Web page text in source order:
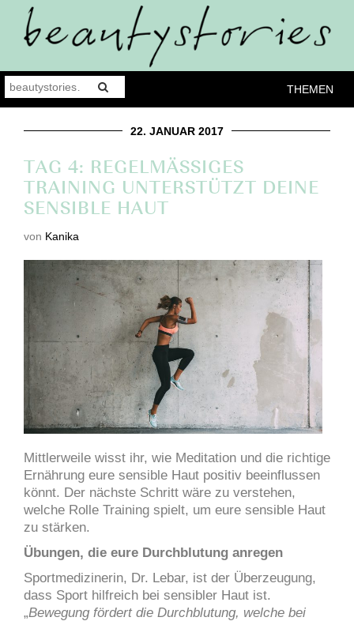
THEMEN
22. JANUAR 2017
TAG 4: REGELMÄSSIGES T
RAINING UNTERSTÜTZT DEINE S
ENSIBLE HAUT
von Kanika
Mittlerweile wisst ihr, wie Meditation und die richtige
Ernährung eure sensible Haut positiv beeinflussen
könnt. Der nächste Schritt wäre zu verstehen,
welche Rolle Training spielt, um eure sensible Haut
zu stärken.
Übungen, die eure Durchblutung anregen
Sportmedizinerin, Dr. Lebar, ist der Überzeugung,
dass Sport hilfreich bei sensibler Haut ist.
„Bewegung fördert die Durchblutung, welche bei